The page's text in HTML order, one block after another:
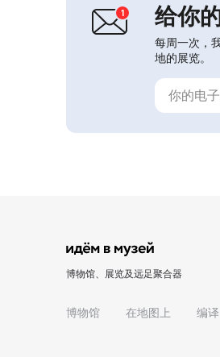
给你
每周一次，
地的展览。
博物馆、展览及远足聚合器
博物馆 在地图上 编译